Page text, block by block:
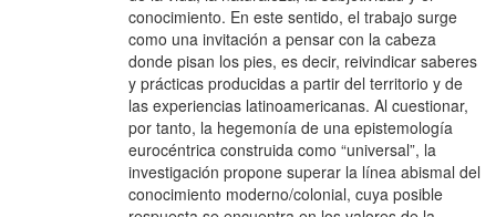
conocimiento. En este sentido, el trabajo surge
como una invitación a pensar con la cabeza
donde pisan los pies, es decir, reivindicar saberes
y prácticas producidas a partir del territorio y de
las experiencias latinoamericanas. Al cuestionar,
por tanto, la hegemonía de una epistemología
eurocéntrica construida como “universal”, la
investigación propone superar la línea abismal del
conocimiento moderno/colonial, cuya posible